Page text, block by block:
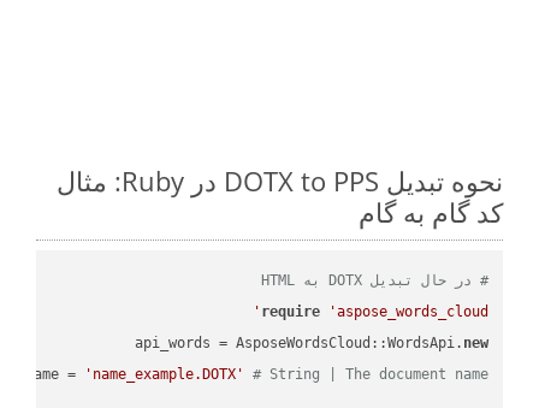
نحوه تبدیل DOTX to PPS در Ruby: مثال
کد گام به گام
# در حال تبدیل DOTX به HTML
require
'aspose_words_cloud'
api_words = AsposeWordsCloud::WordsApi. new
name =
'name_example.DOTX' # String | The document name.